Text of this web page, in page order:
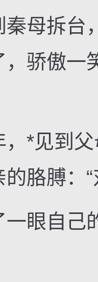
拆台
骄傲一
见到父
胳膊：
自己的